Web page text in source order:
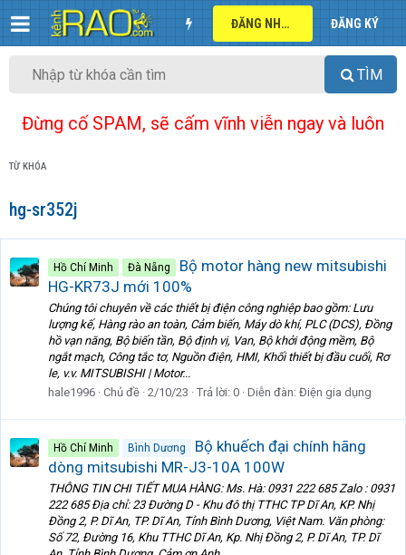
ĐĂNG NHẬP ĐĂNG KÝ
TÌM
Đừng cố SPAM, sẽ cấm vĩnh viễn ngay và luôn
TỪ KHÓA
hg-sr352j
Hồ Chí Minh Đà Nẵng
Bộ motor hàng new mitsubishi
HG-KR73J mới 100%
Chúng tôi chuyên về các thiết bị điện công nghiệp bao gồm: Lưu
lượng kế, Hàng rào an toàn, Cảm biến, Máy dò khí, PLC (DCS), Đồng
hồ vạn năng, Bộ biến tần, Bộ định vị, Van, Bộ khởi động mềm, Bộ
ngắt mạch, Công tắc tơ, Nguồn điện, HMI, Khối thiết bị đầu cuối, Rơ
le, v.v. MITSUBISHI | Motor...
hale1996 Chủ đề 2/10/23 Trả lời: 0 Diễn đàn: Điện gia dụng
Hồ Chí Minh Bình Dương
Bộ khuếch đại chính hãng
dòng mitsubishi MR-J3-10A 100W
THÔNG TIN CHI TIẾT MUA HÀNG: Ms. Hà: 0931 222 685 Zalo : 0931
222 685 Địa chỉ: 23 Đường D - Khu đô thị TTHC TP Dĩ An, KP. Nhị
Đồng 2, P. Dĩ An, TP. Dĩ An, Tỉnh Bình Dương, Việt Nam. Văn phòng:
Số 72, Đường 16, Khu TTHC Dĩ An, Kp. Nhị Đồng 2, P. Dĩ An, TP. Dĩ